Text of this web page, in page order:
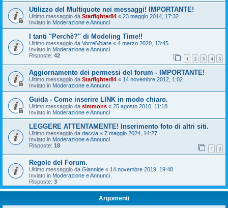
Utilizzo del Multiquote nei messaggi! IMPORTANTE!
Ultimo messaggio da Starfighter84 « 23 maggio 2014, 17:32
Inviato in Moderazione e Annunci
I tanti "Perchè?" di Modeling Time!!
Ultimo messaggio da VorreiVolare « 4 marzo 2020, 13:45
Inviato in Moderazione e Annunci
Risposte: 42 1 2 3 4 5
Aggiornamento dei permessi del forum - IMPORTANTE!
Ultimo messaggio da Starfighter84 « 14 novembre 2012, 1:02
Inviato in Moderazione e Annunci
Guida - Come inserire LINK in modo chiaro.
Ultimo messaggio da simmons « 25 agosto 2010, 11:18
Inviato in Moderazione e Annunci
LEGGERE ATTENTAMENTE! Inserimento foto di altri siti.
Ultimo messaggio da daccia « 7 maggio 2024, 14:27
Inviato in Moderazione e Annunci
Risposte: 18 1 2
Regole del Forum.
Ultimo messaggio da Giannide « 14 novembre 2019, 19:48
Inviato in Moderazione e Annunci
Risposte: 3
Argomenti